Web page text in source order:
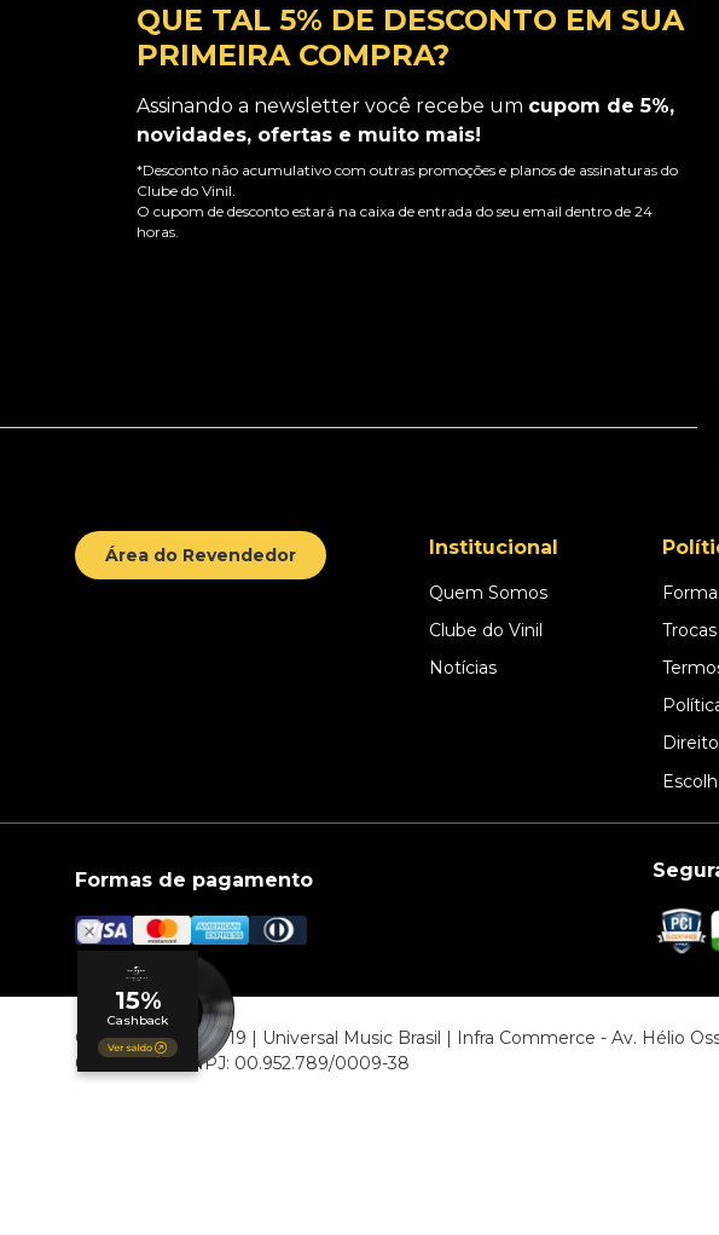
QUE TAL 5% DE DESCONTO EM SUA
PRIMEIRA COMPRA?
Assinando a newsletter você recebe um cupom de 5%,
novidades, ofertas e muito mais!
*Desconto não acumulativo com outras promoções e planos de assinaturas do
Clube do Vinil.
O cupom de desconto estará na caixa de entrada do seu email dentro de 24
horas.
Área do Revendedor Institucional
Quem Somos
Clube do Vinil
Notícias
Formas de pagamento
© COPYRIGHT 2019 | Universal Music Brasil | Infra Commerce - Av. Hélio
06807-000 CNPJ: 00.952.789/0009-38